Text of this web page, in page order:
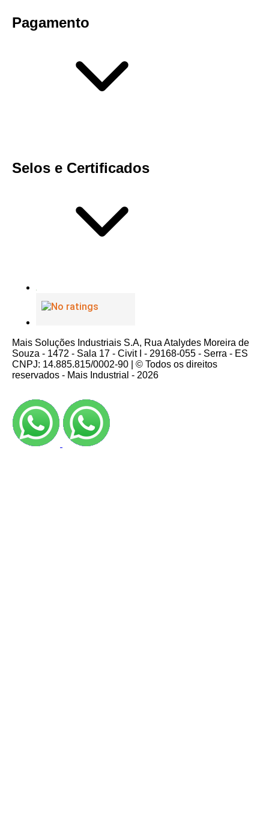
Pagamento
Selos e Certificados
Mais Soluções Industriais S.A, Rua Atalydes Moreira de
Souza - 1472 - Sala 17 - Civit I - 29168-055 - Serra - ES
CNPJ: 14.885.815/0002-90 | © Todos os direitos
reservados - Mais Industrial - 2026